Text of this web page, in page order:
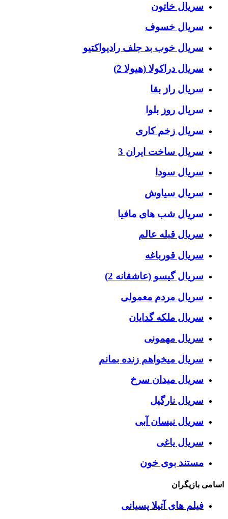
سریال خاتون
سریال خسوف
سریال خوب بد جلف رادیواکتیو
سریال دراکولا (هیولا 2)
سریال راز بقا
سریال روز بلوا
سریال زخم کاری
سریال ساخت ایران 3
سریال سودا
سریال سیاوش
سریال شب های مافیا
سریال قبله عالم
سریال قورباغه
سریال گیسو (عاشقانه 2)
سریال مردم معمولی
سریال ملکه گدایان
سریال مهمونی
سریال میخواهم زنده بمانم
سریال میدان سرخ
سریال نارگیل
سریال نیسان آبی
سریال یاغی
مستند بوی خون
اسامی بازیگران
فیلم های آتیلا پسیانی